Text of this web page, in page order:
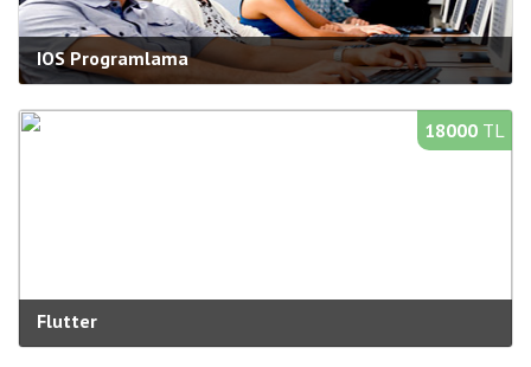
IOS Programlama
Kategori:Mobil Programlama
Süre:
Flutter
Kategori:Mobil Programlama
18000 TL